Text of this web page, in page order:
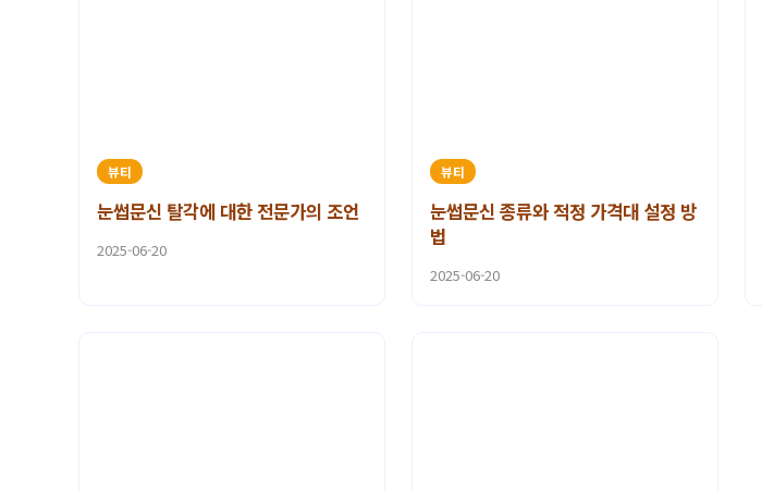
뷰티
눈썹문신 탈각에 대한 전문가의 조언
2025-06-20
뷰티
눈썹문신 종류와 적정 가격대 설정 방
법
2025-06-20